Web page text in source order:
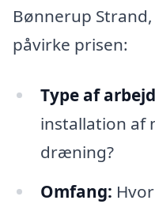
Bønnerup
påvirke prisen:
Type af
installation af
dræning?
Omfang: